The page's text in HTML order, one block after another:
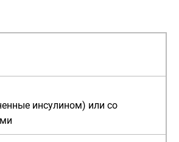
инсулином) или со